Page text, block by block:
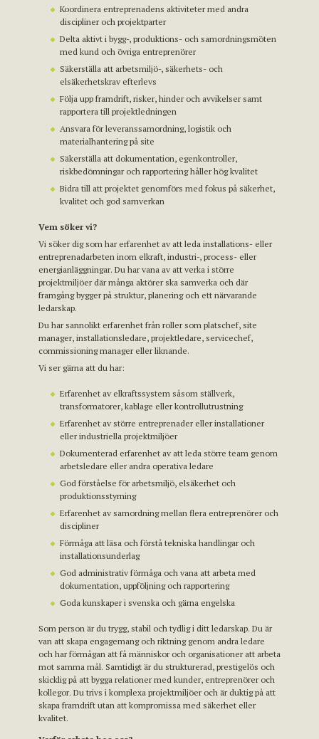
Koordinera entreprenadens aktiviteter med andra
discipliner och projektparter
Delta aktivt i bygg-, produktions- och samordningsmöten
med kund och övriga entreprenörer
Säkerställa att arbetsmiljö-, säkerhets- och
elsäkerhetskrav efterlevs
Följa upp framdrift, risker, hinder och avvikelser samt
rapportera till projektledningen
Ansvara för leveranssamordning, logistik och
materialhantering på site
Säkerställa att dokumentation, egenkontroller,
riskbedömningar och rapportering håller hög kvalitet
Bidra till att projektet genomförs med fokus på säkerhet,
kvalitet och god samverkan
Vem söker vi?
Vi söker dig som har erfarenhet av att leda installations- eller
entreprenadarbeten inom elkraft, industri-, process- eller
energianläggningar. Du har vana av att verka i större
projektmiljöer där många aktörer ska samverka och där
framgång bygger på struktur, planering och ett närvarande
ledarskap.
Du har sannolikt erfarenhet från roller som platschef, site
manager, installationsledare, projektledare, servicechef,
commissioning manager eller liknande.
Vi ser gärna att du har:
Erfarenhet av elkraftssystem såsom ställverk,
transformatorer, kablage eller kontrollutrustning
Erfarenhet av större entreprenader eller installationer
eller industriella projektmiljöer
Dokumenterad erfarenhet av att leda större team genom
arbetsledare eller andra operativa ledare
God förståelse för arbetsmiljö, elsäkerhet och
produktionsstyrning
Erfarenhet av samordning mellan flera entreprenörer och
discipliner
Förmåga att läsa och förstå tekniska handlingar och
installationsunderlag
God administrativ förmåga och vana att arbeta med
dokumentation, uppföljning och rapportering
Goda kunskaper i svenska och gärna engelska
Som person är du trygg, stabil och tydlig i ditt ledarskap. Du är
van att skapa engagemang och riktning genom andra ledare
och har förmågan att få människor och organisationer att arbeta
mot samma mål. Samtidigt är du strukturerad, prestigelös och
skicklig på att bygga relationer med kunder, entreprenörer och
kollegor. Du trivs i komplexa projektmiljöer och är duktig på att
skapa framdrift utan att kompromissa med säkerhet eller
kvalitet.